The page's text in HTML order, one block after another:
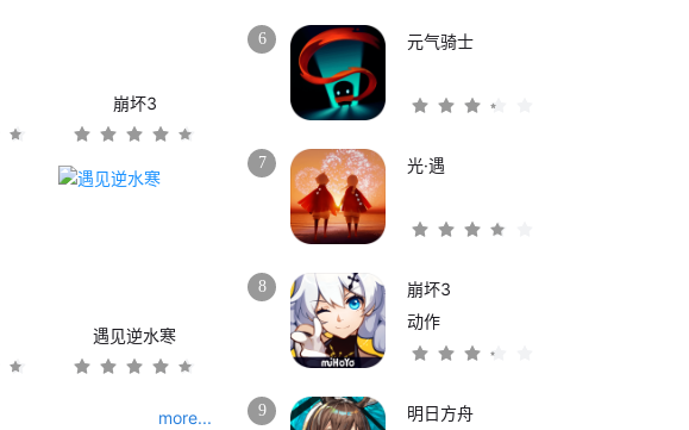
崩坏3
遇见逆水寒
more...
6 元气骑士
7 光·遇
8
崩坏3
动作
9 明日方舟